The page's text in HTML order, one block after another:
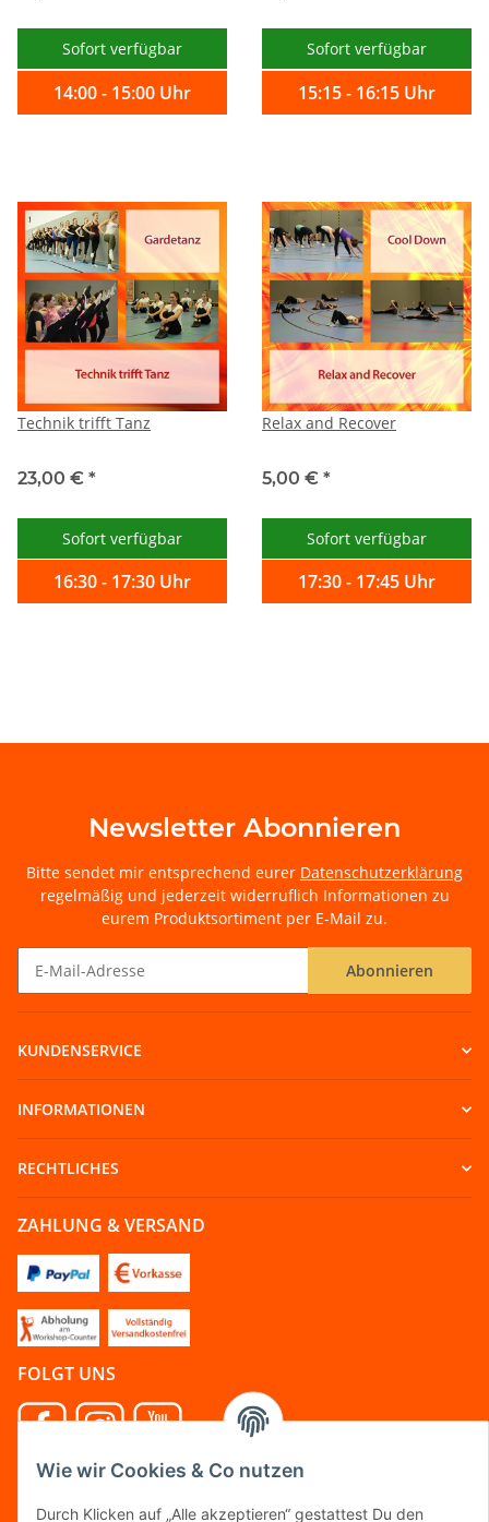
Wie wir Cookies & Co nutzen
Durch Klicken auf „Alle akzeptieren“ gestattest Du den
Sofort verfügbar
14:00 - 15:00 Uhr
Sofort verfügbar
15:15 - 16:15 Uhr
Technik trifft Tanz
23,00 € *
Sofort verfügbar
16:30 - 17:30 Uhr
Relax and Recover
5,00 € *
Sofort verfügbar
17:30 - 17:45 Uhr
Newsletter Abonnieren
Bitte sendet mir entsprechend eurer Datenschutzerklärung
regelmäßig und jederzeit widerruflich Informationen zu
eurem Produktsortiment per E-Mail zu.
Abonnieren
KUNDENSERVICE
INFORMATIONEN
RECHTLICHES
ZAHLUNG & VERSAND
FOLGT UNS
FAIRCOMMERCE